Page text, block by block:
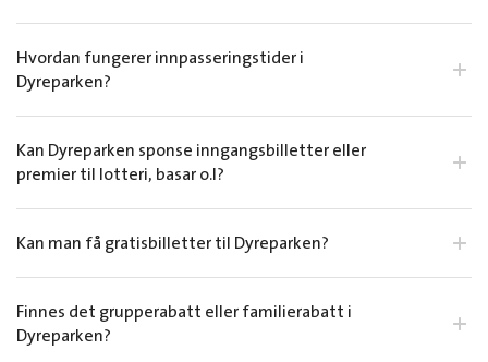
Hvordan fungerer innpasseringstider i
Dyreparken?
Kan Dyreparken sponse inngangsbilletter eller
premier til lotteri, basar o.l?
Kan man få gratisbilletter til Dyreparken?
Finnes det grupperabatt eller familierabatt i
Dyreparken?